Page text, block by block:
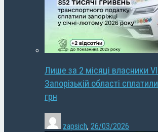
Лише за 2 місяці власники
Запорізькій області
грн
zapsich, 26/03/2026